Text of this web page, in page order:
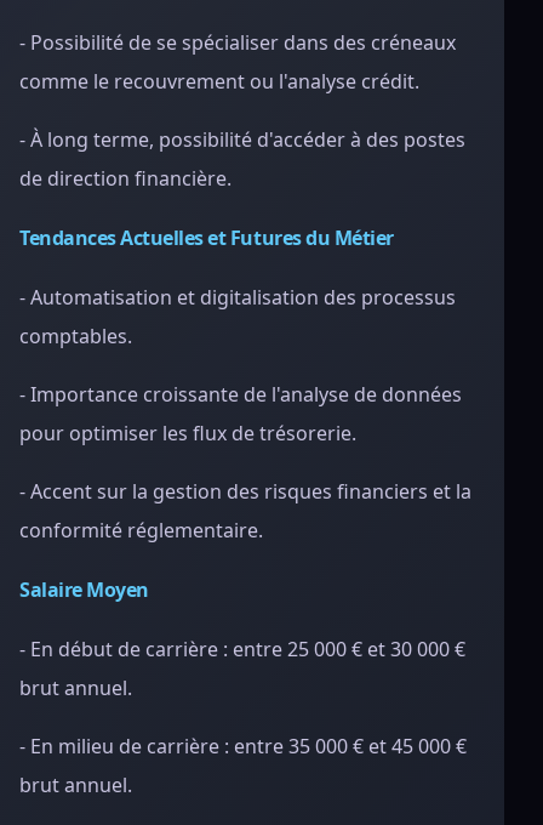
- Possibilité de se spécialiser dans des créneaux
comme le recouvrement ou l'analyse crédit.
- À long terme, possibilité d'accéder à des postes
de direction financière.
Tendances Actuelles et Futures du Métier
- Automatisation et digitalisation des processus
comptables.
- Importance croissante de l'analyse de données
pour optimiser les flux de trésorerie.
- Accent sur la gestion des risques financiers et la
conformité réglementaire.
Salaire Moyen
- En début de carrière : entre 25 000 € et 30 000 €
brut annuel.
- En milieu de carrière : entre 35 000 € et 45 000 €
brut annuel.